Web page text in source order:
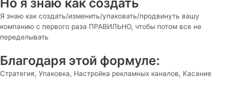
Я знаю как создать/изменить/упаковать/продвинуть вашу
компанию с первого раза ПРАВИЛЬНО, чтобы потом все не
переделывать
Благодаря этой формуле:
Стратегия, Упаковка, Настройка рекламных каналов, Касание